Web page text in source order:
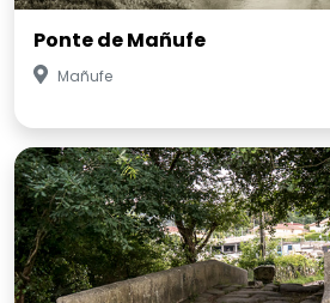
Ponte de Mañufe
Mañufe